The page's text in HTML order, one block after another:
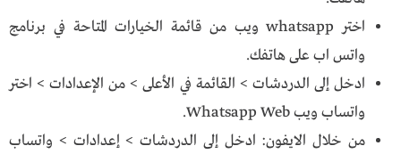
اختر whatsapp ويب من قائمة الخيارات المتاحة في برنامج
واتس اب على هاتفك.
ادخل إلى الدردشات > القائمة في الأعلى > من الإعدادات > اختر
واتساب ويب Whatsapp Web.
من خلال الايفون: ادخل إلى الدردشات > إعدادات > واتساب